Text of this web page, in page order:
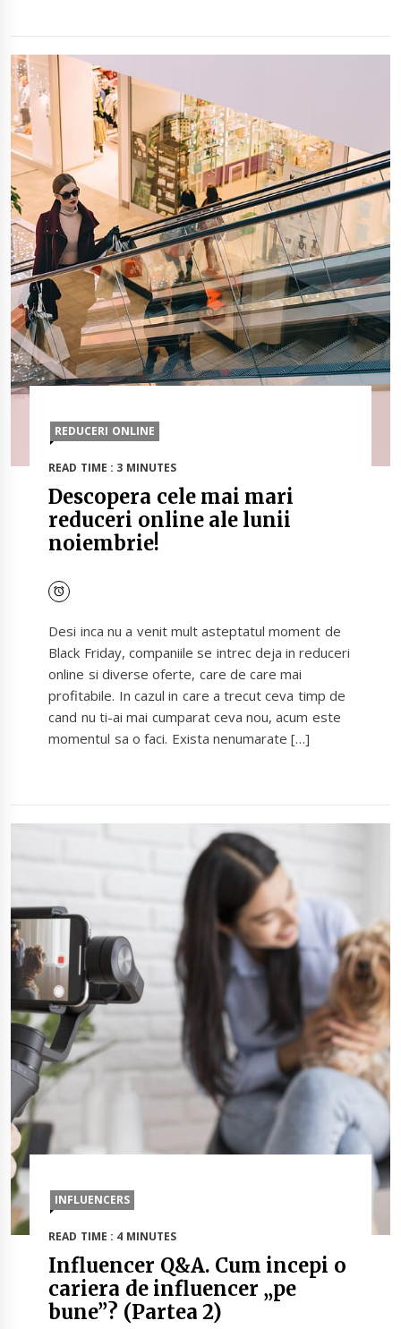
REDUCERI ONLINE
READ TIME : 3 MINUTES
Descopera cele mai mari
reduceri online ale lunii
noiembrie!
Desi inca nu a venit mult asteptatul moment de
Black Friday, companiile se intrec deja in reduceri
online si diverse oferte, care de care mai
profitabile. In cazul in care a trecut ceva timp de
cand nu ti-ai mai cumparat ceva nou, acum este
momentul sa o faci. Exista nenumarate […]
INFLUENCERS
READ TIME : 4 MINUTES
Influencer Q&A. Cum incepi o
cariera de influencer „pe
bune”? (Partea 2)